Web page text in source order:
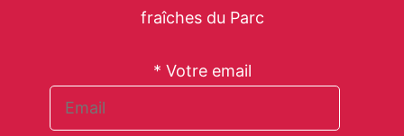
fraîches du Parc
* Votre email